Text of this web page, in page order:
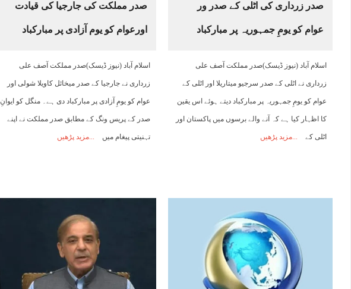
صدر زرداری کی اٹلی کے صدر ور
عوام کو یومِ جمہوریہ پر مبارکباد
اسلام آباد (نیوز ڈیسک)صدر مملکت آصف علی
زرداری نے اٹلی کے صدر سرجیو میتاریلا اور اٹلی کے
عوام کو یومِ جمہوریہ پر مبارکباد دیتے ہوئے اس یقین
کا اظہار کیا ہے کہ آنے والے برسوں میں پاکستان اور
اٹلی کے مزید پڑھیں
صدر مملکت کی جارجیا کی قیادت
اورعوام کو یوم آزادی پر مبارکباد
اسلام آباد (نیوز ڈیسک)صدر مملکت آصف علی
زرداری نے جارجیا کے صدر میخائل کاویلا شولی اور
عوام کو یومِ آزادی پر مبارکباد دی ہے۔ منگل کو ایوانِ
صدر کے پریس ونگ کے مطابق صدر مملکت نے اپنے
تہنیتی پیغام میں مزید پڑھیں